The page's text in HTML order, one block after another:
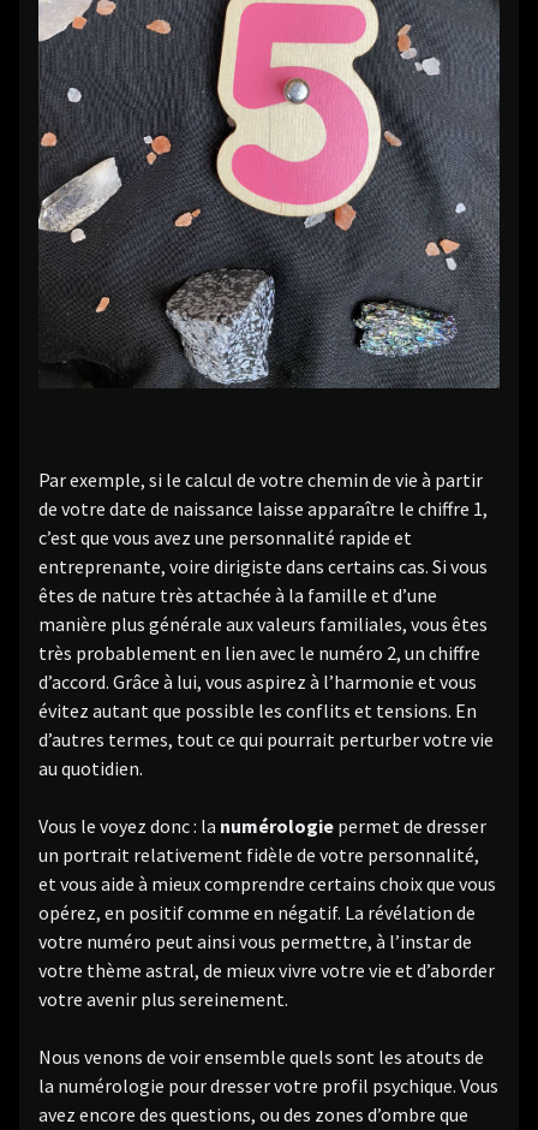
Par exemple, si le calcul de votre chemin de vie à partir
de votre date de naissance laisse apparaître le chiffre 1,
c’est que vous avez une personnalité rapide et
entreprenante, voire dirigiste dans certains cas. Si vous
êtes de nature très attachée à la famille et d’une
manière plus générale aux valeurs familiales, vous êtes
très probablement en lien avec le numéro 2, un chiffre
d’accord. Grâce à lui, vous aspirez à l’harmonie et vous
évitez autant que possible les conflits et tensions. En
d’autres termes, tout ce qui pourrait perturber votre vie
au quotidien.
Vous le voyez donc : la numérologie permet de dresser
un portrait relativement fidèle de votre personnalité,
et vous aide à mieux comprendre certains choix que vous
opérez, en positif comme en négatif. La révélation de
votre numéro peut ainsi vous permettre, à l’instar de
votre thème astral, de mieux vivre votre vie et d’aborder
votre avenir plus sereinement.
Nous venons de voir ensemble quels sont les atouts de
la numérologie pour dresser votre profil psychique. Vous
avez encore des questions, ou des zones d’ombre que